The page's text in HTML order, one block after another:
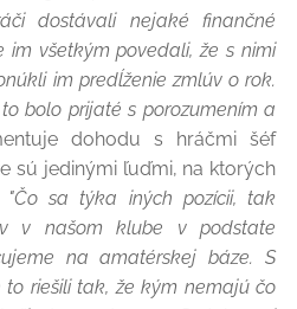
dostávali nejaké finančné
im všetkým povedali, že s nimi
im predĺženie zmlúv o rok.
bolo prijaté s porozumením a
dohodu s hráčmi šéf
sú jedinými ľuďmi, na ktorých
"Čo sa týka iných pozícii, tak
v našom klube v podstate
na amatérskej báze. S
to riešili tak, že kým nemajú čo